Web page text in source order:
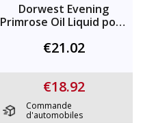
Dorwest Evening
Primrose Oil Liquid pour
€21.02
€18.92
Commande
d'automobiles